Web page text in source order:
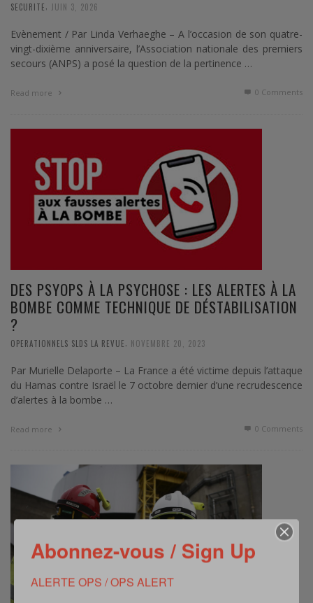
SECURITE JUIN 3, 2026
Evènement / Par Linda Verhaeghe – A l’occasion de son quatre-
vingt-dixième anniversaire, l’Association nationale des premiers
secours (ANPS) a posé la question de la pertinence …
Read more 0 Comments
DES PSYOPS À LA PSYCHOSE : LES ALERTES À LA
BOMBE COMME TECHNIQUE DE DÉSTABILISATION
?
OPERATIONNELS SLDS LA REVUE NOVEMBRE 20, 2023
Par Murielle Delaporte – La France a été victime depuis l’attaque
du Hamas contre Israël le 7 octobre dernier d’une recrudescence
d’alertes à la bombe …
Read more 0 Comments
Abonnez-vous / Sign Up
ALERTE OPS / OPS ALERT